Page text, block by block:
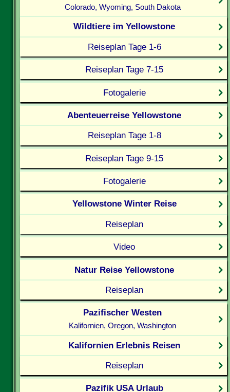
Colorado, Wyoming, South Dakota
Wildtiere im Yellowstone
Reiseplan Tage 1-6
Reiseplan Tage 7-15
Fotogalerie
Abenteuerreise Yellowstone
Reiseplan Tage 1-8
Reiseplan Tage 9-15
Fotogalerie
Yellowstone Winter Reise
Reiseplan
Video
Natur Reise Yellowstone
Reiseplan
Pazifischer Westen
Kalifornien, Oregon, Washington
Kalifornien Erlebnis Reisen
Reiseplan
Pazifik USA Urlaub